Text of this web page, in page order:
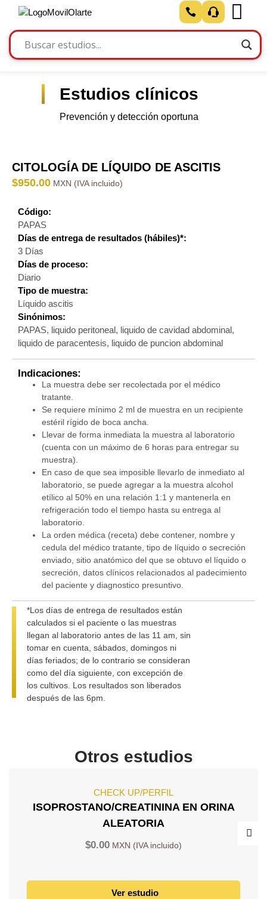
Estudios clínicos
Prevención y detección oportuna
CITOLOGÍA DE LÍQUIDO DE ASCITIS
$950.00
Código:
PAPAS
Días de entrega de resultados (hábiles)*:
3 Días
Días de proceso:
Diario
Tipo de muestra:
Líquido ascitis
Sinónimos:
PAPAS, liquido peritoneal, liquido de cavidad abdominal,
liquido de paracentesis, liquido de puncion abdominal
Indicaciones:
La muestra debe ser recolectada por el médico
tratante.
Se requiere mínimo 2 ml de muestra en un recipiente
estéril rígido de boca ancha.
Llevar de forma inmediata la muestra al laboratorio
(cuenta con un máximo de 6 horas para entregar su
muestra).
En caso de que sea imposible llevarlo de inmediato al
laboratorio, se puede agregar a la muestra alcohol
etílico al 50% en una relación 1:1 y mantenerla en
refrigeración todo el tiempo hasta su entrega al
laboratorio.
La orden médica (receta) debe contener, nombre y
cedula del médico tratante, tipo de líquido o secreción
enviado, sitio anatómico del que se obtuvo el líquido o
secreción, datos clínicos relacionados al padecimiento
del paciente y diagnostico presuntivo.
*Los días de entrega de resultados están
calculados si el paciente o las muestras
llegan al laboratorio antes de las 11 am, sin
tomar en cuenta, sábados, domingos ni
días feriados; de lo contrario se consideran
como del día siguiente, con excepción de
los cultivos. Los resultados son liberados
después de las 6pm.
Otros estudios
CHECK UP/PERFIL
ISOPROSTANO/CREATININA EN ORINA
ALEATORIA
$0.00
Ver estudio